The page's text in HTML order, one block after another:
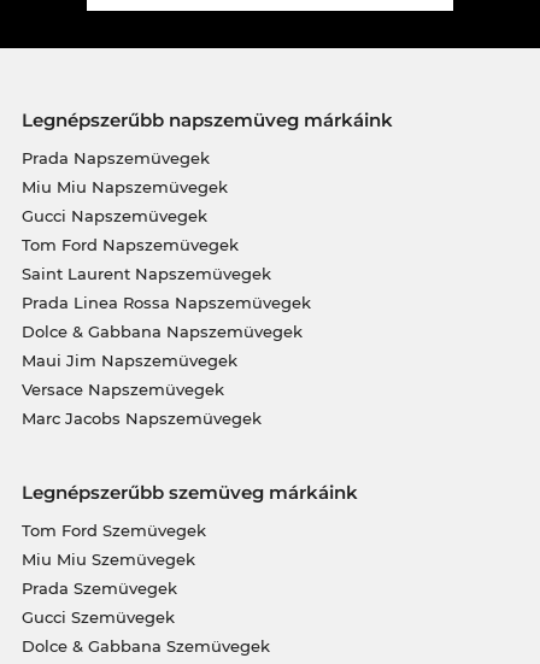
Legnépszerűbb napszemüveg márkáink
Prada Napszemüvegek
Miu Miu Napszemüvegek
Gucci Napszemüvegek
Tom Ford Napszemüvegek
Saint Laurent Napszemüvegek
Prada Linea Rossa Napszemüvegek
Dolce & Gabbana Napszemüvegek
Maui Jim Napszemüvegek
Versace Napszemüvegek
Marc Jacobs Napszemüvegek
Legnépszerűbb szemüveg márkáink
Tom Ford Szemüvegek
Miu Miu Szemüvegek
Prada Szemüvegek
Gucci Szemüvegek
Dolce & Gabbana Szemüvegek